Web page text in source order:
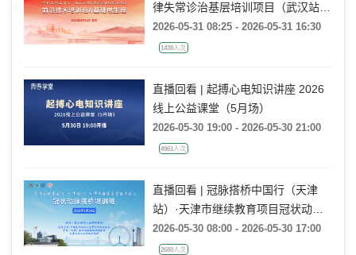
律失常诊治基层培训项目（武汉站）
前沿技术培训班&基础电生理
2026-05-31 08:25 - 2026-05-31 16:30
1438人次
直播回看 | 起搏心电知识讲座 2026
线上公益课堂（5月场）
2026-05-30 19:00 - 2026-05-30 21:00
4961人次
直播回看 | 冠脉搭桥中国行（天津
站）·天津市继续教育项目冠状动脉
搭桥培训班（第二期）
2026-05-30 08:00 - 2026-05-30 17:00
2680人次